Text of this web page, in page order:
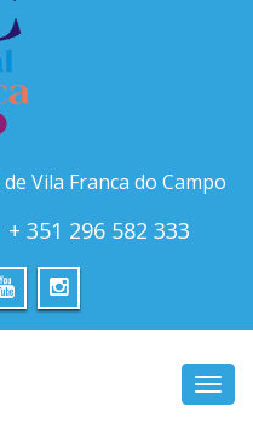
Vila Franca do Campo
+ 351 296 582 333